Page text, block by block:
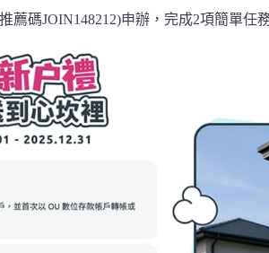
薦碼JOIN148212)申辦，完成2項簡單任務